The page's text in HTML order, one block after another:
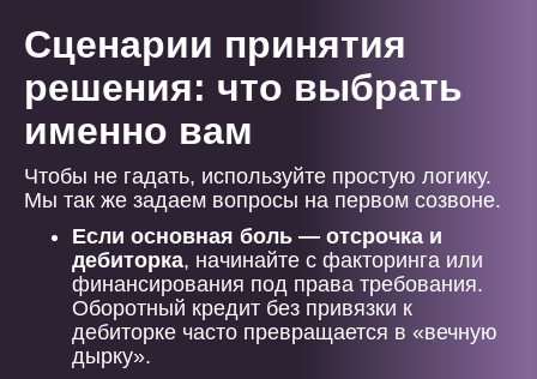
Сценарии принятия
решения: что выбрать
именно вам
Чтобы не гадать, используйте простую логику.
Мы так же задаем вопросы на первом созвоне.
Если основная боль — отсрочка и
дебиторка, начинайте с факторинга или
финансирования под права требования.
Оборотный кредит без привязки к
дебиторке часто превращается в «вечную
дырку».